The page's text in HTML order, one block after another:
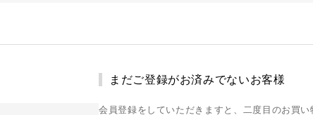
まだご登録がお済みでないお客様
会員登録をしていただきますと、二度目のお買い